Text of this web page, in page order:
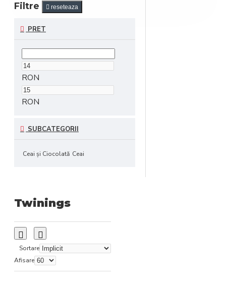
Filtre reseteaza
PRET
RON
RON
SUBCATEGORII
Ceai şi Ciocolată Ceai
Twinings
Sortare
Afisare